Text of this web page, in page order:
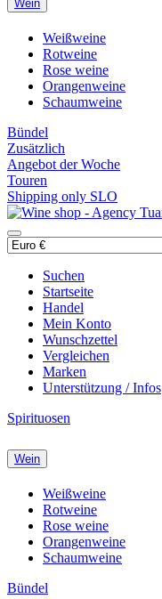
Wein
Weißweine
Rotweine
Rose weine
Orangenweine
Schaumweine
Bündel
Zusätzlich
Angebot der Woche
Touren
Shipping only SLO
Suchen
Startseite
Handel
Mein Konto
Wunschzettel
Vergleichen
Marken
Unterstützung / Infos
Spirituosen
Wein
Weißweine
Rotweine
Rose weine
Orangenweine
Schaumweine
Bündel